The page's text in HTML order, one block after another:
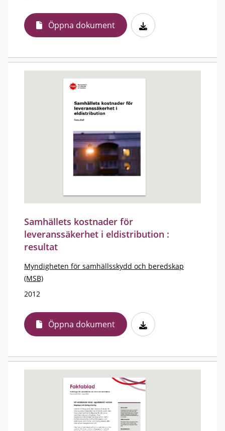
Öppna dokument
Samhällets kostnader för
leveranssäkerhet i eldistribution :
resultat
Myndigheten för samhällsskydd och beredskap
(MSB)
2012
Öppna dokument